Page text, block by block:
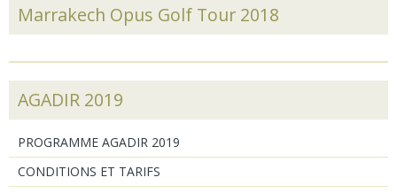
Marrakech Opus Golf Tour 2018
AGADIR 2019
PROGRAMME AGADIR 2019
CONDITIONS ET TARIFS